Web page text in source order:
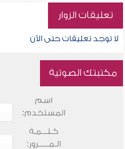
تعليقات الزوار
لا توجد تعليقات حتى الآن
مكتبتك الصوتية
اسم
المستخدم:
كـلـــمـة
الـمـــــرور: